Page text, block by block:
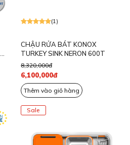
(1)
CHẬU RỬA BÁT KONOX
TURKEY SINK NERON 600T
8,320,000đ
6,100,000đ
Thêm vào giỏ hàng
Sale